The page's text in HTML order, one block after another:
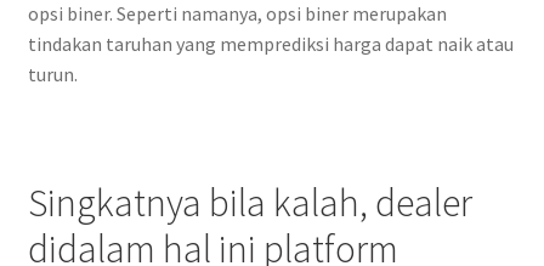
opsi biner. Seperti namanya, opsi biner merupakan
tindakan taruhan yang memprediksi harga dapat naik atau
turun.
Singkatnya bila kalah, dealer
didalam hal ini platform